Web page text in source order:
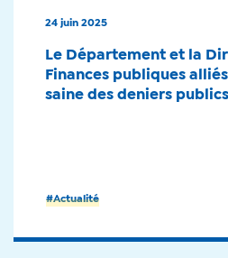
#Actualité
24 juin 2025
Le Département et la
Finances publiques
saine des deniers